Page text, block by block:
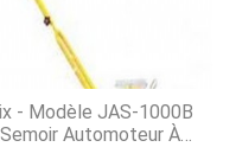
- Modèle JAS-1000B
Automoteur À